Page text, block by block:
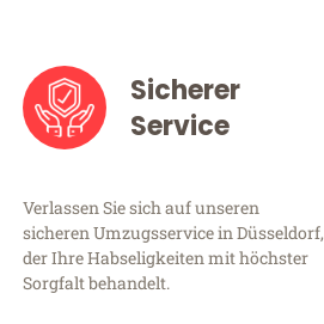
Sicherer
Service
Verlassen Sie sich auf unseren
sicheren Umzugsservice in Düsseldorf,
der Ihre Habseligkeiten mit höchster
Sorgfalt behandelt.